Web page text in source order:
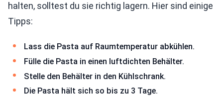
halten, solltest du sie richtig lagern. Hier sind einige
Tipps:
Lass die Pasta auf Raumtemperatur abkühlen.
Fülle die Pasta in einen luftdichten Behälter.
Stelle den Behälter in den Kühlschrank.
Die Pasta hält sich so bis zu 3 Tage.